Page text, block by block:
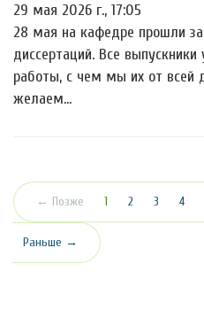
29 мая 2026 г., 17:05
28 мая на кафедре прошли
диссертаций. Все
работы, с чем мы их от всей
желаем…
← Позже 1 (текущая)
2 3 4
Раньше →